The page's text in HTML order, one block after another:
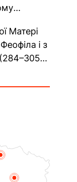
Матері
і з
75)....